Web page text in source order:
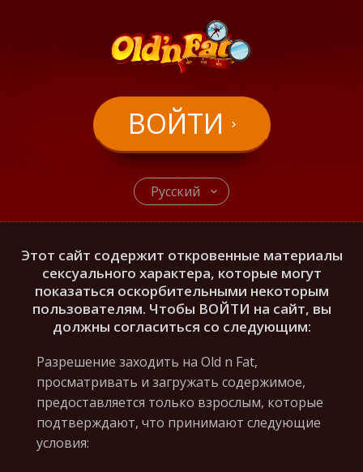
ВОЙТИ
Русский
Этот сайт содержит откровенные материалы
сексуального характера, которые могут
показаться оскорбительными некоторым
пользователям. Чтобы ВОЙТИ на сайт, вы
должны согласиться со следующим:
Разрешение заходить на Old n Fat,
просматривать и загружать содержимое,
предоставляется только взрослым, которые
подтверждают, что принимают следующие
условия: